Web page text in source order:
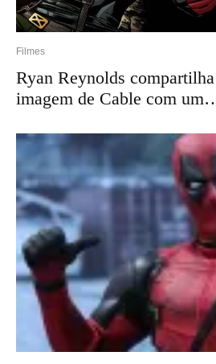
Filmes
Ryan Reynolds
imagem de Cable com